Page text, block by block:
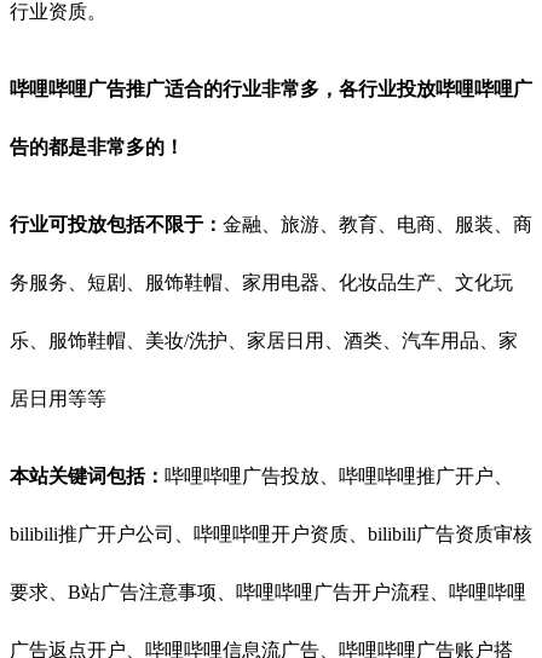
行业资质。
哔哩哔哩广告推广适合的行业非常多，各行业投放哔哩哔哩广
告的都是非常多的！
行业可投放包括不限于： 金融、旅游、教育、电商、服装、商
务服务、短剧、服饰鞋帽、家用电器、化妆品生产、文化玩
乐、服饰鞋帽、美妆/洗护、家居日用、酒类、汽车用品、家
居日用等等
本站关键词包括： 哔哩哔哩广告投放、哔哩哔哩推广开户、
bilibili推广开户公司、哔哩哔哩开户资质、bilibili广告资质审核
要求、B站广告注意事项、哔哩哔哩广告开户流程、哔哩哔哩
广告返点开户、哔哩哔哩信息流广告、哔哩哔哩广告账户搭